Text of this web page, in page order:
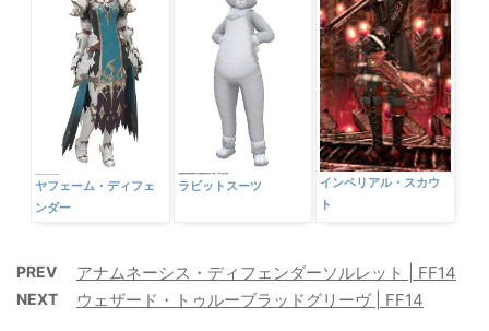
ヤフェーム・ディフェ
ンダー
ラビットスーツ
インペリアル・スカウ
ト
PREV アナムネーシス・ディフェンダーソルレット | FF14
NEXT ウェザード・トゥルーブラッドグリーヴ | FF14